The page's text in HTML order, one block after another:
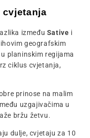
cvjetanja
između Sative i
geografskim
u planinskim regijama
ciklus cvjetanja,
prinose na malim
uzgajivačima u
bržu žetvu.
dulje, cvjetaju za 10